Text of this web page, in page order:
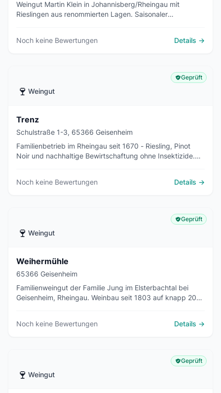
Weingut Martin Klein in Johannisberg/Rheingau mit
Rieslingen aus renommierten Lagen. Saisonaler
Noch keine Bewertungen
Details →
🍷 Weingut
Geprüft
Trenz
Schulstraße 1-3, 65366 Geisenheim
Familienbetrieb im Rheingau seit 1670 - Riesling, Pinot
Noir und nachhaltige Bewirtschaftung ohne Insektizide.
Noch keine Bewertungen
Details →
🍷 Weingut
Geprüft
Weihermühle
65366 Geisenheim
Familienweingut der Familie Jung im Elsterbachtal bei
Geisenheim, Rheingau. Weinbau seit 1803 auf knapp 20
Noch keine Bewertungen
Details →
🍷 Weingut
Geprüft